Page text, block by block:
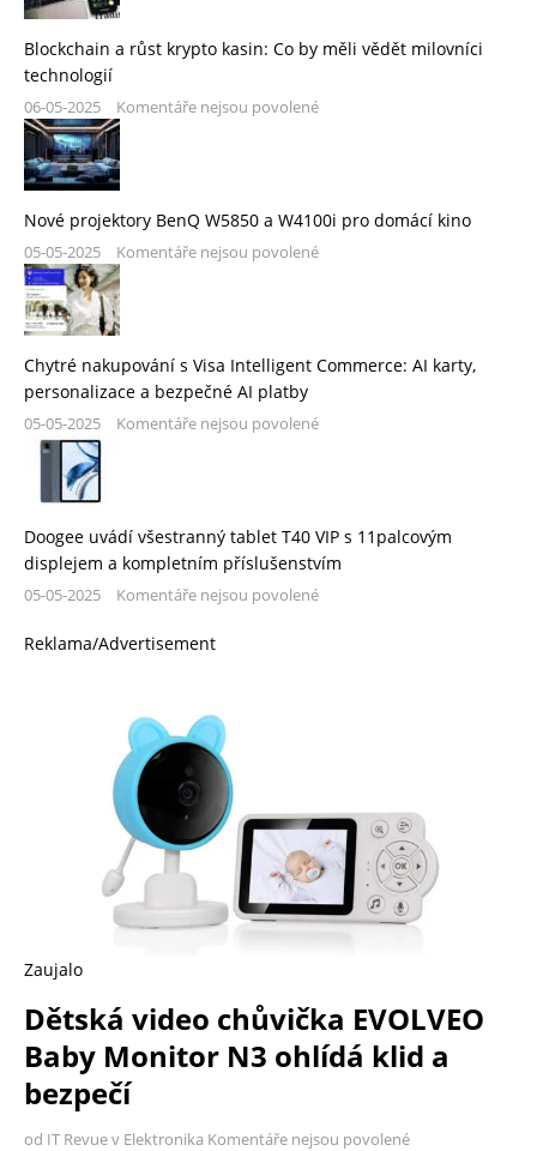
Blockchain a růst krypto kasin: Co by měli vědět milovníci
technologií
06-05-2025 Komentáře nejsou povolené
Nové projektory BenQ W5850 a W4100i pro domácí kino
05-05-2025 Komentáře nejsou povolené
Chytré nakupování s Visa Intelligent Commerce: AI karty,
personalizace a bezpečné AI platby
05-05-2025 Komentáře nejsou povolené
Doogee uvádí všestranný tablet T40 VIP s 11palcovým
displejem a kompletním příslušenstvím
05-05-2025 Komentáře nejsou povolené
Reklama/Advertisement
Zaujalo
Dětská video chůvička EVOLVEO
Baby Monitor N3 ohlídá klid a
bezpečí
od IT Revue v Elektronika Komentáře nejsou povolené